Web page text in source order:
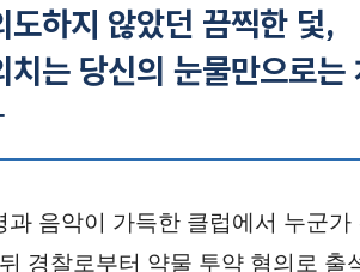
도하지 않았던 끔찍한 덫,
치는 당신의 눈물만으로
과 음악이 가득한 클럽에서 누군
경찰로부터 약물 투약 혐의로 출